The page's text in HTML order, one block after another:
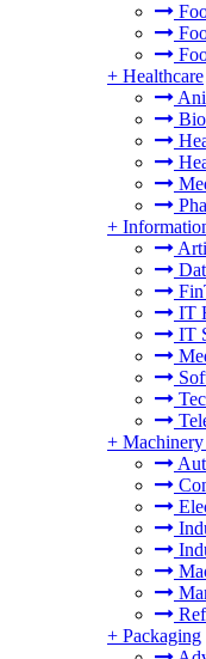
+ Healthcare
+
IT
IT
+
+ Packaging